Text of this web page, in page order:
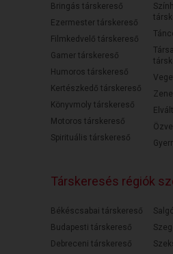
Bringás társkereső
Ezermester társkereső
Filmkedvelő társkereső
Gamer társkereső
Humoros társkereső
Kertészkedő társkereső
Könyvmoly társkereső
Motoros társkereső
Spirituális társkereső
Társkeresés régiók
Békéscsabai társkereső
Budapesti társkereső
Debreceni társkereső